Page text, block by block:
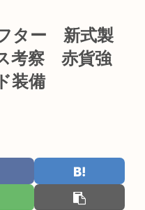
ター 新式製
考察 赤貨強
装備